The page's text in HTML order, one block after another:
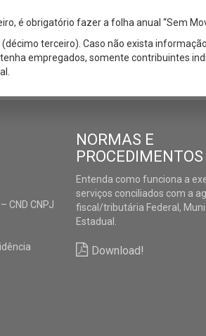
é obrigatório fazer a folha anual “Sem
terceiro). Caso não exista
empregados, somente contribuintes
CND CNPJ
NORMAS E
PROCEDIMENTOS
Entenda como funciona a
serviços conciliados com a
fiscal/tributária Federal,
Estadual.
Download!